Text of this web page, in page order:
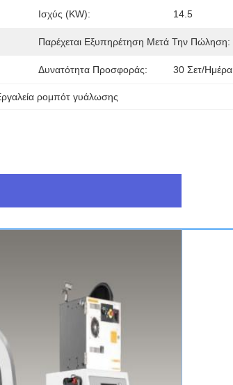
Ισχύς (kW): 14.5
Παρέχεται Εξυπηρέτηση Μετά Την Πώληση:
Δυνατότητα Προσφοράς: 30 Σετ/ημέρα
ρομπότ γυάλωσης